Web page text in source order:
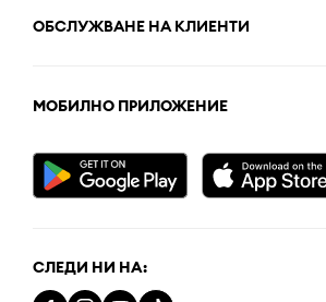
ОБСЛУЖВАНЕ НА КЛИЕНТИ
МОБИЛНО ПРИЛОЖЕНИЕ
СЛЕДИ НИ НА: